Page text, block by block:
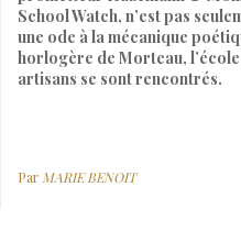
School Watch, n’est pas
une ode à la mécanique
horlogère de Morteau,
artisans se sont rencontrés.
Par MARIE BENOIT